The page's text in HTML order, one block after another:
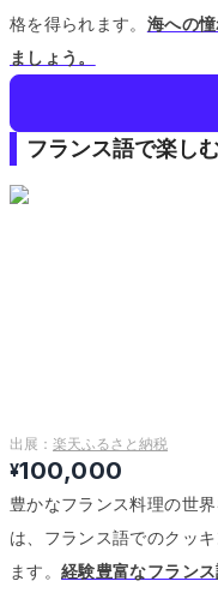
格を得られます。 海への
ましょう。
フランス語で楽し
出展： 楽天ふるさと納税
¥100,000
豊かなフランス料理の世
は、フランス語でのクッ
ます。経験豊富なフラン